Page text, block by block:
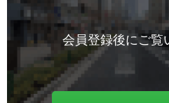
会員登録後にご覧